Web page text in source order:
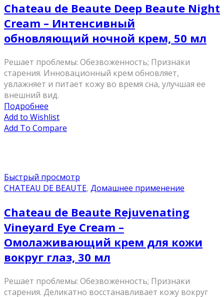
Chateau de Beaute Deep Beaute Night
Cream – Интенсивный
обновляющий ночной крем, 50 мл
Решает проблемы: Обезвоженность; Признаки
старения. Инновационный крем обновляет,
увлажняет и питает кожу во время сна, улучшая ее
внешний вид.
Подробнее
Add to Wishlist
Add To Compare
Быстрый просмотр
CHATEAU DE BEAUTE, Домашнее применение
Chateau de Beaute Rejuvenating
Vineyard Eye Сreаm –
Омолаживающий крем для кожи
вокруг глаз, 30 мл
Решает проблемы: Обезвоженность; Признаки
старения. Деликатно восстанавливает кожу вокруг